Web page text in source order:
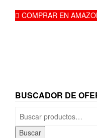
COMPRAR EN
BUSCADOR DE
Buscar
por:
Buscar